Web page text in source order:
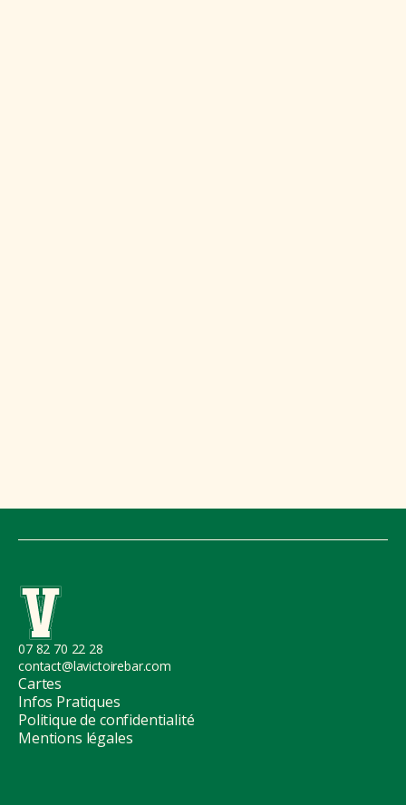
07 82 70 22 28
contact@lavictoirebar.com
Cartes
Infos Pratiques
Politique de confidentialité
Mentions légales